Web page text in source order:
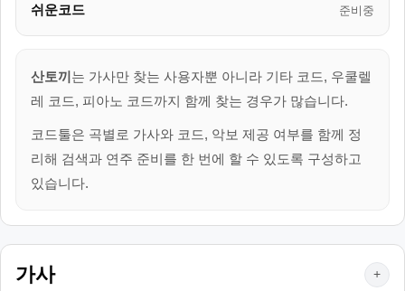
쉬운코드 준비중
산토끼는 가사만 찾는 사용자뿐 아니라 기타 코드, 우쿨렐
레 코드, 피아노 코드까지 함께 찾는 경우가 많습니다.
코드툴은 곡별로 가사와 코드, 악보 제공 여부를 함께 정
리해 검색과 연주 준비를 한 번에 할 수 있도록 구성하고
있습니다.
가사 +